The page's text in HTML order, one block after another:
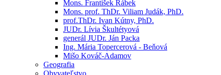
Mons. František Rábek
Mons. prof. ThDr. Viliam Judák, PhD.
prof.ThDr. Ivan Kútny, PhD.
JUDr. Lívia Škultétyová
generál JUDr. Ján Packa
Ing. Mária Topercerová - Beňová
Mišo Kováč-Adamov
Geografia
Obyvateľstvo